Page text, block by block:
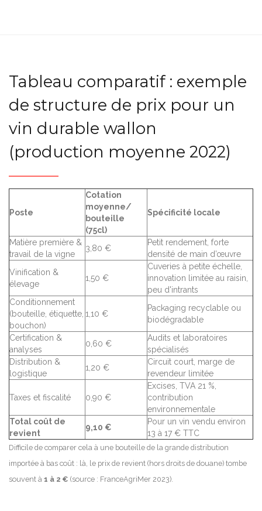
Tableau comparatif : exemple
de structure de prix pour un
vin durable wallon
(production moyenne 2022)
Poste
Cotation
moyenne/
bouteille
(75cl)
Spécificité locale
Matière première &
travail de la vigne
3,80 €
Petit rendement, forte
densité de main d’œuvre
Vinification &
élevage
1,50 €
Cuveries à petite échelle,
innovation limitée au raisin,
peu d'intrants
Conditionnement
(bouteille, étiquette,
bouchon)
1,10 €
Packaging recyclable ou
biodégradable
Certification &
analyses
0,60 €
Audits et laboratoires
spécialisés
Distribution &
logistique
1,20 €
Circuit court, marge de
revendeur limitée
Taxes et fiscalité 0,90 €
Excises, TVA 21 %,
contribution
environnementale
Total coût de
revient
9,10 €
Pour un vin vendu environ
13 à 17 € TTC
Difficile de comparer cela à une bouteille de la grande distribution
importée à bas coût : là, le prix de revient (hors droits de douane) tombe
souvent à 1 à 2 € (source : FranceAgriMer 2023).